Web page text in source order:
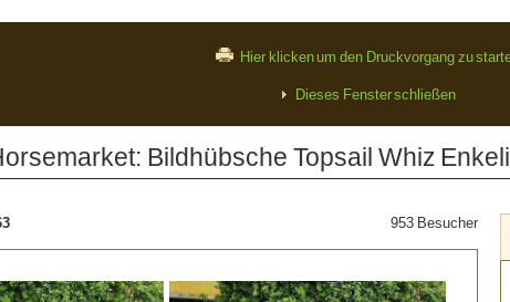
Hier klicken um den Druckvorgang zu
Dieses Fenster schließen
Bildhübsche Topsail Whiz
953 Besucher